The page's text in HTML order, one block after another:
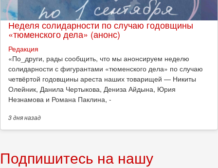
Неделя солидарности по случаю годовщины
«тюменского дела» (анонс)
Редакция
​«По_други, рады сообщить, что мы анонсируем неделю
солидарности с фигурантами «тюменского дела» по случаю
четвёртой годовщины ареста наших товарищей — Никиты
Олейник, Данила Чертыкова, Дениза Айдына, Юрия
Незнамова и Романа Паклина, -
3 дняназад
Подпишитесь на нашу